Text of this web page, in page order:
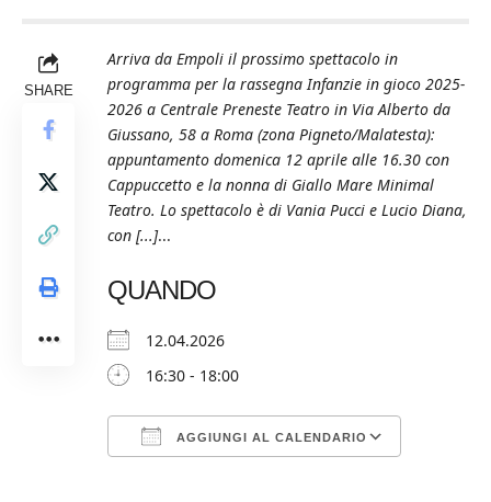
SHARE
Arriva da Empoli il prossimo spettacolo in
programma per la rassegna Infanzie in gioco 2025-
2026 a Centrale Preneste Teatro in Via Alberto da
Giussano, 58 a Roma (zona Pigneto/Malatesta):
appuntamento domenica 12 aprile alle 16.30 con
Cappuccetto e la nonna di Giallo Mare Minimal
Teatro. Lo spettacolo è di Vania Pucci e Lucio Diana,
con [...]...
QUANDO
12.04.2026
16:30 - 18:00
AGGIUNGI AL CALENDARIO